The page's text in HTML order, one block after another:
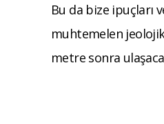
Bu da bize ipuçları
muhtemelen
metre sonra